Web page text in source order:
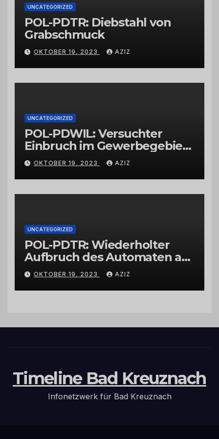
UNCATEGORIZED
POL-PDTR: Diebstahl von
Grabschmuck
OKTOBER 19, 2023 AZIZ
UNCATEGORIZED
POL-PDWIL: Versuchter
Einbruch im Gewerbegebiet
Wittlich
OKTOBER 19, 2023 AZIZ
UNCATEGORIZED
POL-PDTR: Wiederholter
Aufbruch des Automaten am
Wohnmobilstellplatz in
Hermeskeil am Labachweg
OKTOBER 19, 2023 AZIZ
Timeline Bad Kreuznach
Infonetzwerk für Bad Kreuznach